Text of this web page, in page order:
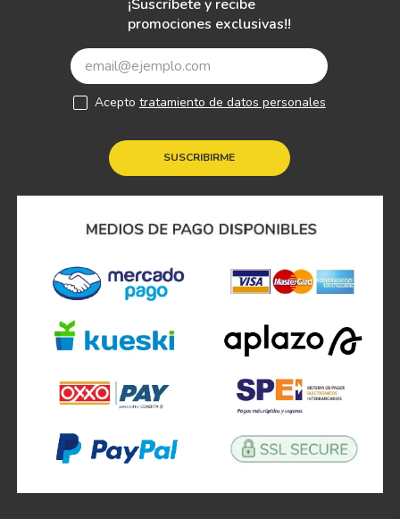
¡Suscríbete y recibe
promociones exclusivas!!
SUSCRIBIRME
Acepto tratamiento de datos personales